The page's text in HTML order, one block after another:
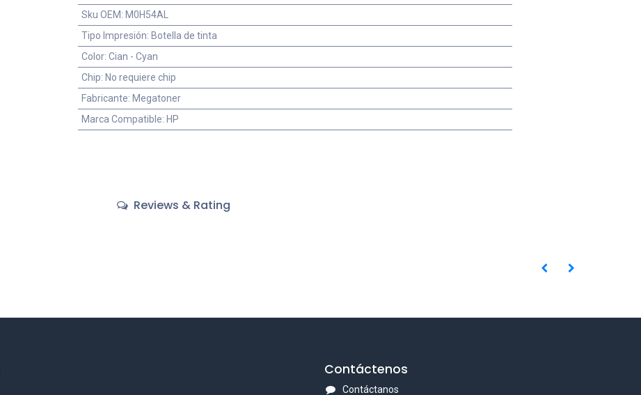
Sku OEM: M0H54AL
Tipo Impresión: Botella de tinta
Color:Cian - Cyan
Chip: No requiere chip
Fabricante: Megatoner
Marca Compatible: HP
Reviews & Rating
Contáctenos
Contáctanos